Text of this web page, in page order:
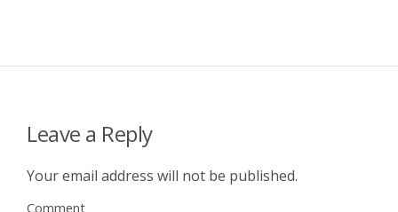
Leave a Reply
Your email address will not be published.
Comment